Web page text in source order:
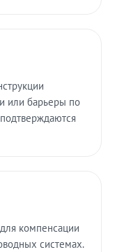
или барьеры по
компенсации
системах.